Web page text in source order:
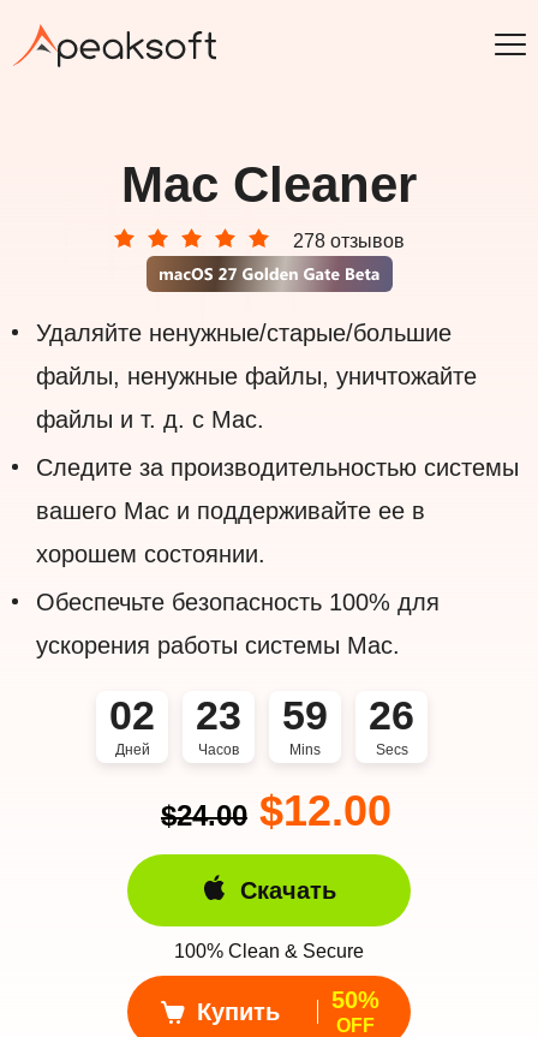
Mac Cleaner
278 отзывов
Удаляйте ненужные/старые/большие
файлы, ненужные файлы, уничтожайте
файлы и т. д. с Mac.
Следите за производительностью системы
вашего Mac и поддерживайте ее в
хорошем состоянии.
Обеспечьте безопасность 100% для
ускорения работы системы Mac.
02
Дней
23
Часов
59
Mins
26
Secs
$24.00 $12.00
Скачать
100% Clean & Secure
Купить 50%
OFF